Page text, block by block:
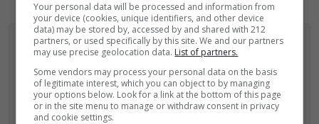
ΑΚΟΛΟΥΘΗΣΕ ΤΟ MONOPOLI.GR ΚΑΙ ΣΤΟ INSTAGRAM!
ΑΚΟΛΟΥΘΗΣΤΕ ΤΟMONOPOLI.GR ΣΤΟ GOOGLE NEWSΓΙΑ
ΟΛΕΣ ΤΙΣ ΕΙΔΗΣΕΙΣ ΤΗΣ ΗΜΕΡΑΣ
Your personal data will be processed and information from
your device (cookies, unique identifiers, and other device
data) may be stored by, accessed by and shared with 212
partners, or used specifically by this site. We and our partners
may use precise geolocation data. List of partners.
Some vendors may process your personal data on the basis
of legitimate interest, which you can object to by managing
your options below. Look for a link at the bottom of this page
or in the site menu to manage or withdraw consent in privacy
and cookie settings.